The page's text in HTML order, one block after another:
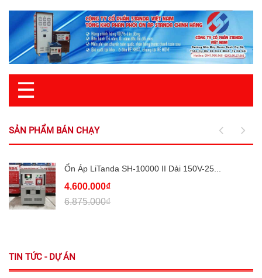
☰
SẢN PHẨM BÁN CHẠY
Ổn Áp LiTanda SH-10000 II Dải 150V-25...
4.600.000₫
6.875.000₫
TIN TỨC - DỰ ÁN